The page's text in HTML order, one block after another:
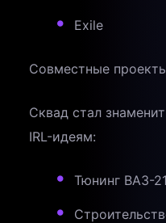
Exile
Совместные
Сквад стал
IRL-идеям:
Тюнинг ВАЗ-